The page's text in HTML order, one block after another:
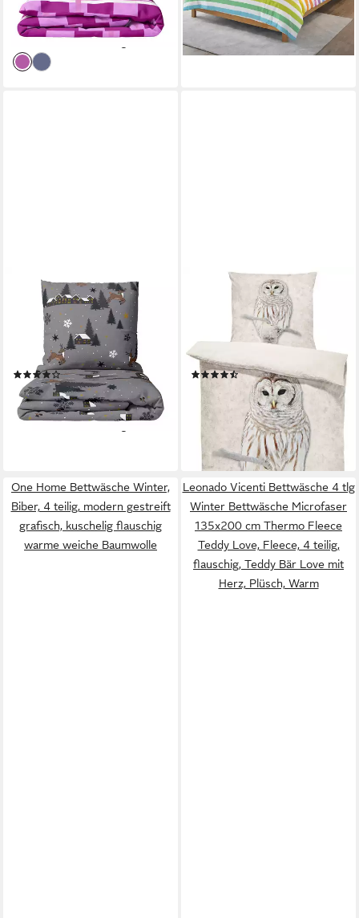
31,80 € UVP 54,78 €
-42%
Reißverschluss
ab 37,90 € UVP48,90 €
-22%
lieferbar - in 2-3 Werktagen bei dir
LEONADO VICENTI
Bettwäsche 135x200 cm
kuschelig warm, Fleece, 4
teilig, flauschig weich, mit
Elchen und Schneeflocken
(5)
35,80 € UVP52,54 €
-32%
ONE HOME
Bettwäsche Winter
Thermofleece, Fleece, 4 teilig,
Eule Natur Tiermotiv,
kuschelig flauschig warm
weich Modern
(43)
35,50 € UVP44,90 €
-21%
lieferbar - in 2-3 Werktagen bei dir
+4
One Home Bettwäsche Winter,
Biber, 4 teilig, modern gestreift
grafisch, kuschelig flauschig
warme weiche Baumwolle
Leonado Vicenti Bettwäsche 4 tlg
Winter Bettwäsche Microfaser
135x200 cm Thermo Fleece
Teddy Love, Fleece, 4 teilig,
flauschig, Teddy Bär Love mit
Herz, Plüsch, Warm